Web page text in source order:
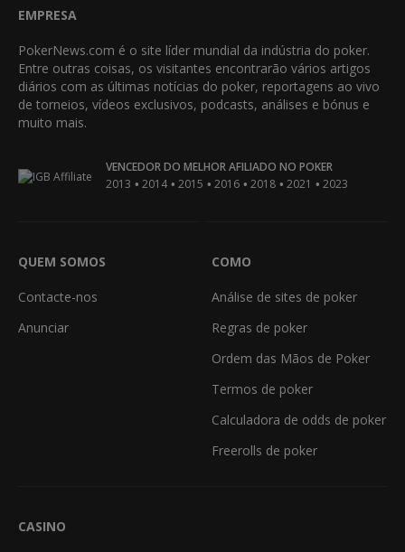
EMPRESA
PokerNews.com é o site líder mundial da indústria do poker.
Entre outras coisas, os visitantes encontrarão vários artigos
diários com as últimas notícias do poker, reportagens ao vivo
de torneios, vídeos exclusivos, podcasts, análises e bónus e
muito mais.
VENCEDOR DO MELHOR AFILIADO NO POKER
2013 • 2014 • 2015 • 2016 • 2018 • 2021 • 2023
QUEM SOMOS
Contacte-nos
Anunciar
COMO
Análise de sites de poker
Regras de poker
Ordem das Mãos de Poker
Termos de poker
Calculadora de odds de poker
Freerolls de poker
CASINO